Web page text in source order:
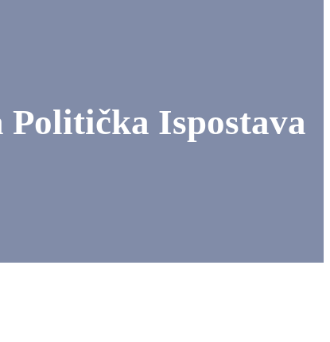
Politička Ispostava